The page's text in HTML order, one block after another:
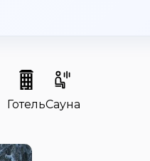
ГотельСауна